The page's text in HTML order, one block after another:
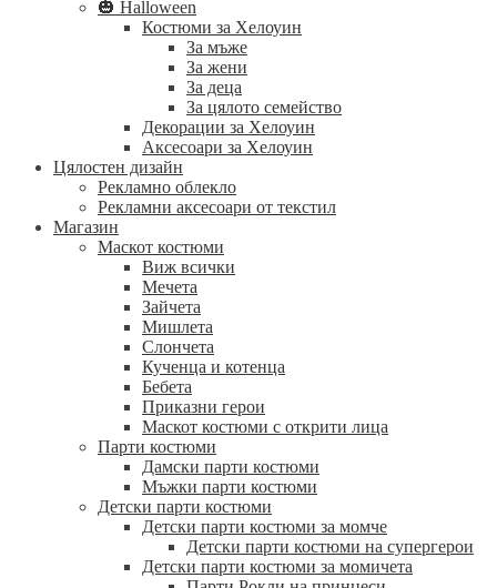
🎃 Halloween
Костюми за Хелоуин
За мъже
За жени
За деца
За цялото семейство
Декорации за Хелоуин
Аксесоари за Хелоуин
Цялостен дизайн
Рекламно облекло
Рекламни аксесоари от текстил
Магазин
Маскот костюми
Виж всички
Мечета
Зайчета
Мишлета
Слончета
Кученца и котенца
Бебета
Приказни герои
Маскот костюми с открити лица
Парти костюми
Дамски парти костюми
Мъжки парти костюми
Детски парти костюми
Детски парти костюми за момче
Детски парти костюми на супергерои
Детски парти костюми за момичета